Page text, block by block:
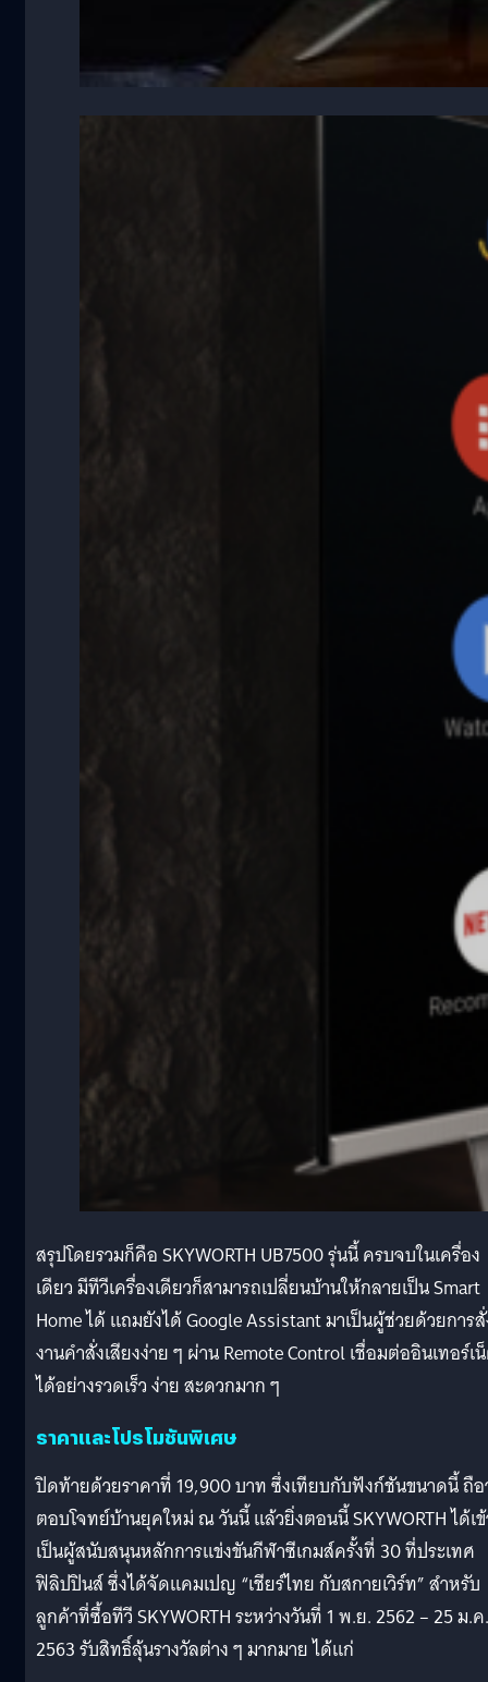
สรุปโดยรวมก็คือ SKYWORTH UB7500 รุ่นนี้ ครบจบในเครื่อง
เดียว มีทีวีเครื่องเดียวก็สามารถเปลี่ยนบ้านให้กลายเป็น Smart
Home ได้ แถมยังได้ Google Assistant มาเป็นผู้ช่วยด้วยการ
งานคำสั่งเสียงง่าย ๆ ผ่าน Remote Control เชื่อมต่ออินเทอร์เ
ได้อย่างรวดเร็ว ง่าย สะดวกมาก ๆ
ราคาและโปรโมชันพิเศษ
ปิดท้ายด้วยราคาที่ 19,900 บาท ซึ่งเทียบกับฟังก์ชันขนาดนี้ ถือ
ตอบโจทย์บ้านยุคใหม่ ณ วันนี้ แล้วยิ่งตอนนี้ SKYWORTH ได้เ
เป็นผู้สนับสนุนหลักการแข่งขันกีฬาซีเกมส์ครั้งที่ 30 ที่ประเทศ
ฟิลิปปินส์ ซึ่งได้จัดแคมเปญ “เชียร์ไทย กับสกายเวิร์ท” สำหรับ
ลูกค้าที่ซื้อทีวี SKYWORTH ระหว่างวันที่ 1 พ.ย. 2562 – 25 ม.ค.
2563 รับสิทธิ์ลุ้นรางวัลต่าง ๆ มากมาย ได้แก่